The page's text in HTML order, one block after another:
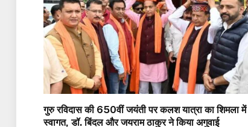
गुरु रविदास की 650वीं जयंती पर कलश यात्रा का शिमला में
स्वागत, डॉ. बिंदल और जयराम ठाकुर ने किया अगुवाई